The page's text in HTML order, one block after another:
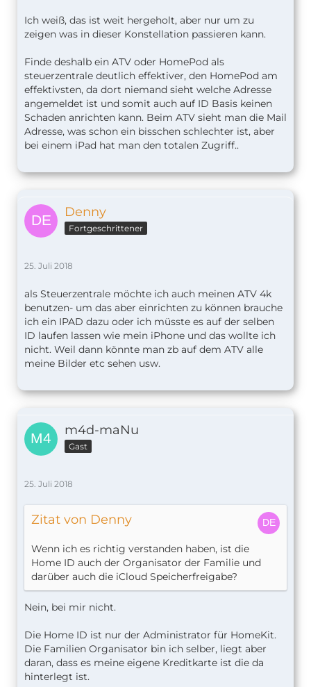
Ich weiß, das ist weit hergeholt, aber nur um zu
zeigen was in dieser Konstellation passieren kann.
Finde deshalb ein ATV oder HomePod als
steuerzentrale deutlich effektiver, den HomePod am
effektivsten, da dort niemand sieht welche Adresse
angemeldet ist und somit auch auf ID Basis keinen
Schaden anrichten kann. Beim ATV sieht man die Mail
Adresse, was schon ein bisschen schlechter ist, aber
bei einem iPad hat man den totalen Zugriff..
Denny
Fortgeschrittener
25. Juli 2018
als Steuerzentrale möchte ich auch meinen ATV 4k
benutzen- um das aber einrichten zu können brauche
ich ein IPAD dazu oder ich müsste es auf der selben
ID laufen lassen wie mein iPhone und das wollte ich
nicht. Weil dann könnte man zb auf dem ATV alle
meine Bilder etc sehen usw.
m4d-maNu
Gast
25. Juli 2018
Zitat von Denny
Wenn ich es richtig verstanden haben, ist die
Home ID auch der Organisator der Familie und
darüber auch die iCloud Speicherfreigabe?
Nein, bei mir nicht.
Die Home ID ist nur der Administrator für HomeKit.
Die Familien Organisator bin ich selber, liegt aber
daran, dass es meine eigene Kreditkarte ist die da
hinterlegt ist.